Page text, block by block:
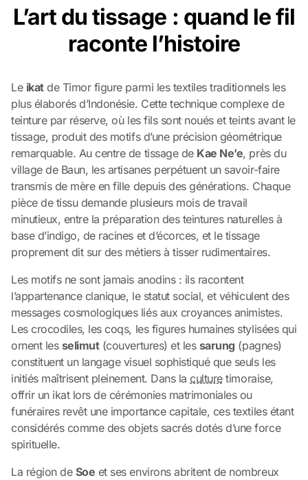
L’art du tissage : quand le fil
raconte l’histoire
Le ikatde Timor figure parmi les textiles traditionnels les
plus élaborés d’Indonésie. Cette technique complexe de
teinture par réserve, où les fils sont noués et teints avant le
tissage, produit des motifs d’une précision géométrique
remarquable. Au centre de tissage de Kae Ne’e, près du
village de Baun, les artisanes perpétuent un savoir-faire
transmis de mère en fille depuis des générations. Chaque
pièce de tissu demande plusieurs mois de travail
minutieux, entre la préparation des teintures naturelles à
base d’indigo, de racines et d’écorces, et le tissage
proprement dit sur des métiers à tisser rudimentaires.
Les motifs ne sont jamais anodins : ils racontent
l’appartenance clanique, le statut social, et véhiculent des
messages cosmologiques liés aux croyances animistes.
Les crocodiles, les coqs, les figures humaines stylisées qui
ornent les selimut(couvertures) et les sarung (pagnes)
constituent un langage visuel sophistiqué que seuls les
initiés maîtrisent pleinement. Dans laculturetimoraise,
offrir un ikat lors de cérémonies matrimoniales ou
funéraires revêt une importance capitale, ces textiles étant
considérés comme des objets sacrés dotés d’une force
spirituelle.
La région de Soe et ses environs abritent de nombreux